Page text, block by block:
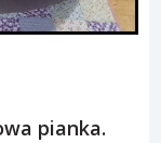
pianka.